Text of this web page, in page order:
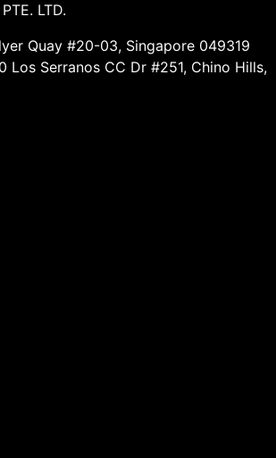
LTD.
Quay #20-03, Singapore 049319
Los Serranos CC Dr #251, Chino Hills,